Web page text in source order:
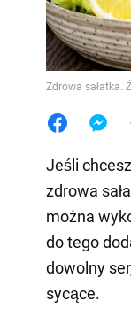
Zdrowa sałatka.
Jeśli
zdrowa
można
do tego
dowolny
sycące.